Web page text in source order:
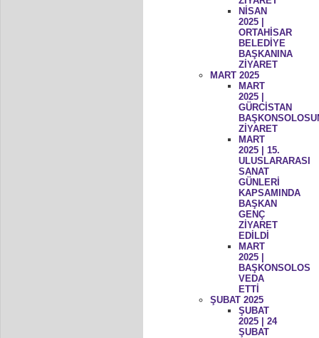
NİSAN
2025 |
ORTAHİSAR
BELEDİYE
BAŞKANINA
ZİYARET
MART 2025
MART
2025 |
GÜRCİSTAN
ZİYARET
MART
2025 | 15.
ULUSLARARASI
SANAT
GÜNLERİ
KAPSAMINDA
BAŞKAN
GENÇ
ZİYARET
EDİLDİ
MART
2025 |
BAŞKONSOLOS
VEDA
ETTİ
ŞUBAT 2025
ŞUBAT
2025 | 24
ŞUBAT